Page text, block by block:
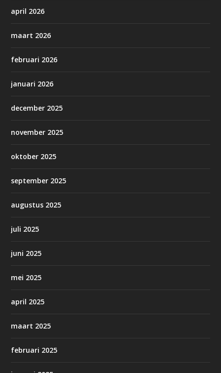
april 2026
maart 2026
februari 2026
januari 2026
december 2025
november 2025
oktober 2025
september 2025
augustus 2025
juli 2025
juni 2025
mei 2025
april 2025
maart 2025
februari 2025